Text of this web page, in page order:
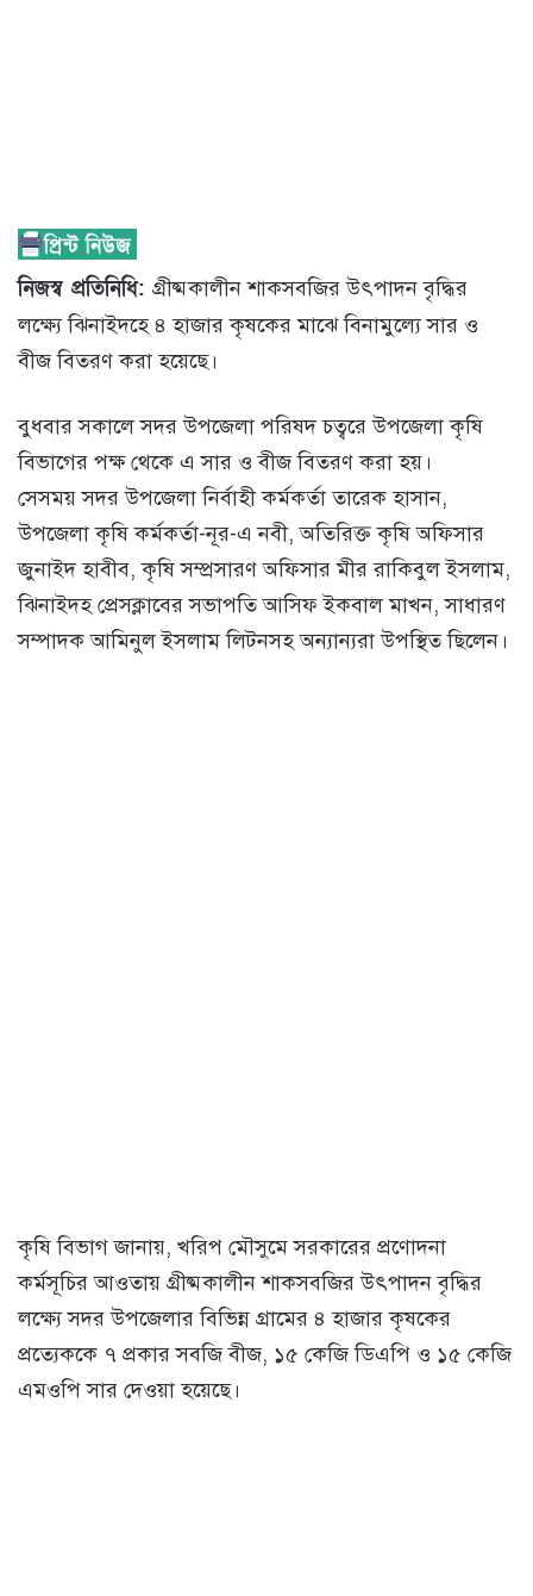
নিজস্ব প্রতিনিধি: গ্রীষ্মকালীন শাকসবজির উৎপাদন বৃদ্ধির
লক্ষ্যে ঝিনাইদহে ৪ হাজার কৃষকের মাঝে বিনামুল্যে সার ও
বীজ বিতরণ করা হয়েছে।
বুধবার সকালে সদর উপজেলা পরিষদ চত্বরে উপজেলা কৃষি
বিভাগের পক্ষ থেকে এ সার ও বীজ বিতরণ করা হয়।
সেসময় সদর উপজেলা নির্বাহী কর্মকর্তা তারেক হাসান,
উপজেলা কৃষি কর্মকর্তা-নূর-এ নবী, অতিরিক্ত কৃষি অফিসার
জুনাইদ হাবীব, কৃষি সম্প্রসারণ অফিসার মীর রাকিবুল ইসলাম,
ঝিনাইদহ প্রেসক্লাবের সভাপতি আসিফ ইকবাল মাখন, সাধারণ
সম্পাদক আমিনুল ইসলাম লিটনসহ অন্যান্যরা উপস্থিত ছিলেন।
কৃষি বিভাগ জানায়, খরিপ মৌসুমে সরকারের প্রণোদনা
কর্মসূচির আওতায় গ্রীষ্মকালীন শাকসবজির উৎপাদন বৃদ্ধির
লক্ষ্যে সদর উপজেলার বিভিন্ন গ্রামের ৪ হাজার কৃষকের
প্রত্যেককে ৭ প্রকার সবজি বীজ, ১৫ কেজি ডিএপি ও ১৫ কেজি
এমওপি সার দেওয়া হয়েছে।